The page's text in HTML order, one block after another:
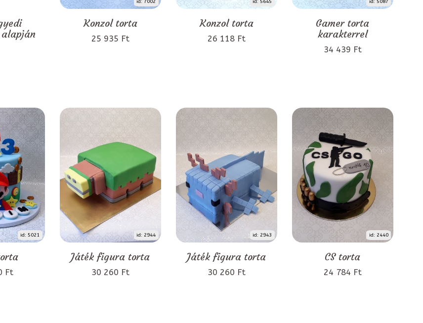
alapján
id: 7002
Konzol torta
25 935 Ft
id: 5645
Konzol torta
26 118 Ft
id: 5087
Gamer torta
karakterrel
34 439 Ft
id: 5021
Ft
id: 2944
Játék figura torta
30 260 Ft
id: 2943
Játék figura torta
30 260 Ft
id: 2440
CS torta
24 784 Ft